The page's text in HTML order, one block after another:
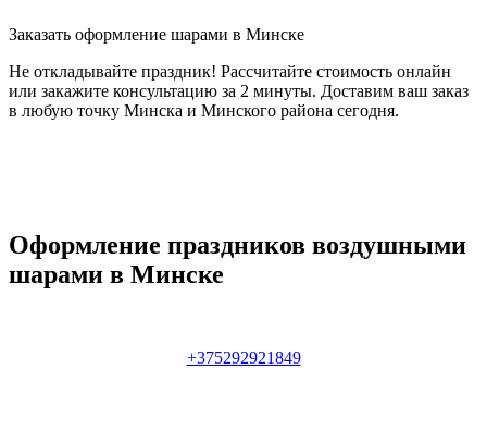
Заказать оформление шарами в Минске
Не откладывайте праздник! Рассчитайте стоимость онлайн
или закажите консультацию за 2 минуты. Доставим ваш заказ
в любую точку Минска и Минского района сегодня.
Оформление праздников воздушными
шарами в Минске
+375292921849